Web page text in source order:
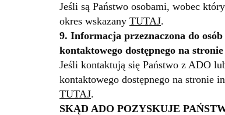
Jeśli są Państwo osobami, wobec
okres wskazany TUTAJ.
9. Informacja przeznaczona do
kontaktowego dostępnego na stronie
Jeśli kontaktują się Państwo z ADO
kontaktowego dostępnego na stronie
TUTAJ.
SKĄD ADO POZYSKUJE